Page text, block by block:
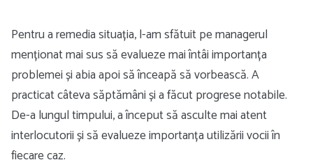
Pentru a remedia situația, l-am sfătuit pe managerul
menționat mai sus să evalueze mai întâi importanța
problemei și abia apoi să înceapă să vorbească. A
practicat câteva săptămâni și a făcut progrese notabile.
De-a lungul timpului, a început să asculte mai atent
interlocutorii și să evalueze importanța utilizării vocii în
fiecare caz.